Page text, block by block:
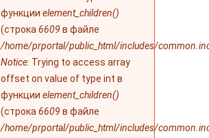
функции element_children()
(строка 6609 в файле
/home/prportal/public_html/includes/
Notice: Trying to access array
offset on value of type int в
функции element_children()
(строка 6609 в файле
/home/prportal/public_html/includes/